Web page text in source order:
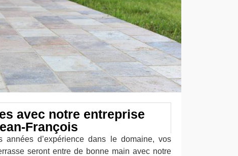
avec notre entreprise
François
années d’expérience dans le domaine, vos
seront entre de bonne main avec notre